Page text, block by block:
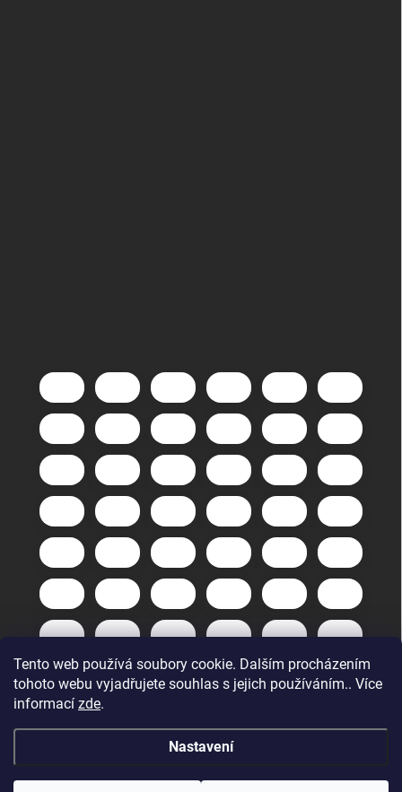
Tento web používá soubory cookie. Dalším procházením
tohoto webu vyjadřujete souhlas s jejich používáním.. Více
informací zde.
Nastavení
Copyright 2026GuneXpert s.r.o.. Všechna práva vyhrazena.Upravit